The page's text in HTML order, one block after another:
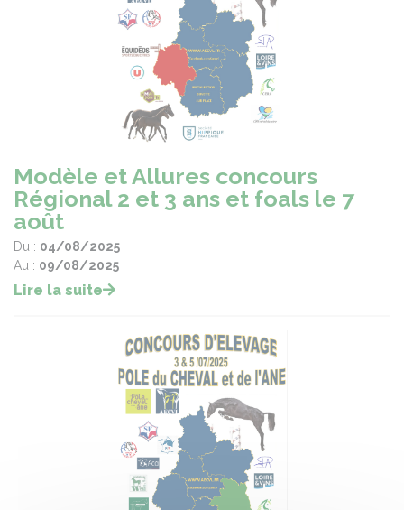
Modèle et Allures concours
Régional 2 et 3 ans et foals le 7
août
Du : 04/08/2025
Au : 09/08/2025
Lire la suite